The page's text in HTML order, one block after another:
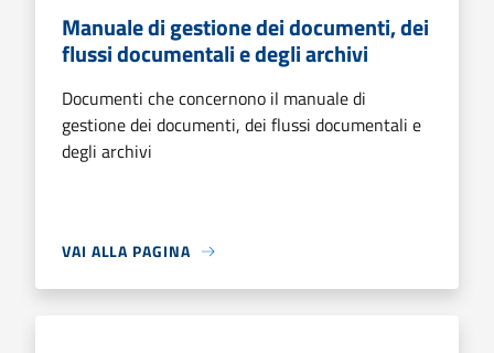
Manuale di gestione dei documenti, dei
flussi documentali e degli archivi
Documenti che concernono il manuale di
gestione dei documenti, dei flussi documentali e
degli archivi
VAI ALLA PAGINA